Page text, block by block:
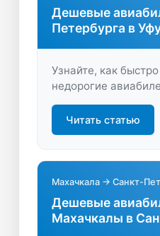
Дешевые
Петербурга в
Узнайте, как
недорогие
авиакомпаний и
Экономьте время и
Читать статью
Махачкала → Санкт-
Дешевые
Махачкалы в